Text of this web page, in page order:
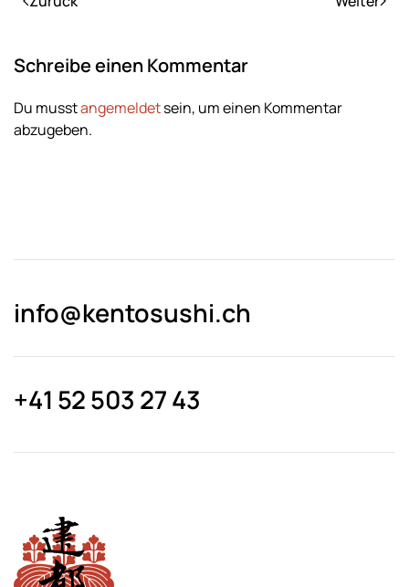
Schreibe einen Kommentar
Du musstangemeldetsein, um einen Kommentar
abzugeben.
info@kentosushi.ch
+41 52 503 27 43